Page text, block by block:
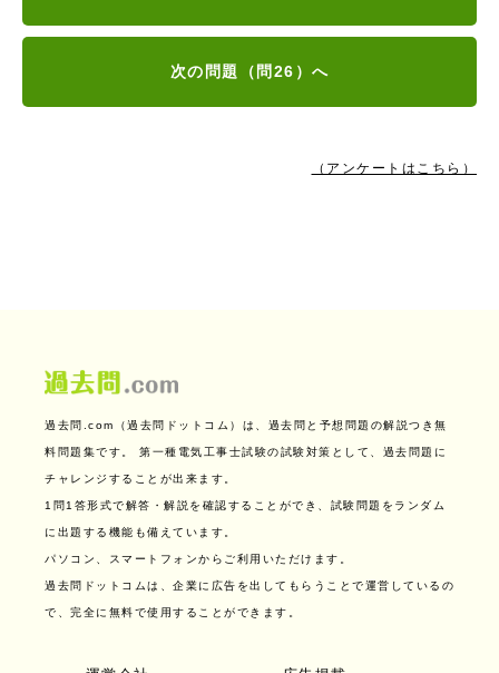
次の問題（問26）へ
（アンケートはこちら）
過去問.com（過去問ドットコム）は、過去問と予想問題の解説つき無
料問題集です。 第一種電気工事士試験の試験対策として、過去問題に
チャレンジすることが出来ます。
1問1答形式で解答・解説を確認することができ、試験問題をランダム
に出題する機能も備えています。
パソコン、スマートフォンからご利用いただけます。
過去問ドットコムは、企業に広告を出してもらうことで運営しているの
で、完全に無料で使用することができます。